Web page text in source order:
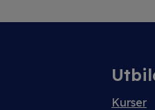
Kurser